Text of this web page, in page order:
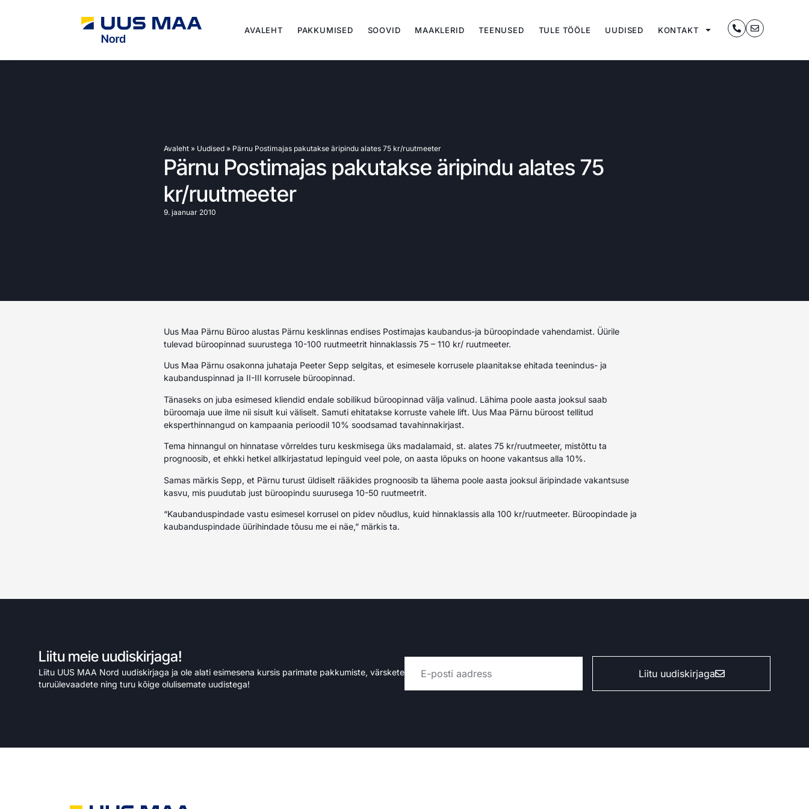
AVALEHT PAKKUMISED SOOVID MAAKLERID TEENUSED TULE TÖÖLE UUDISED KONTAKT
Avaleht » Uudised » Pärnu Postimajas pakutakse äripindu alates 75 kr/ruutmeeter
Pärnu Postimajas pakutakse äripindu alates 75
kr/ruutmeeter
9. jaanuar 2010
Uus Maa Pärnu Büroo alustas Pärnu kesklinnas endises Postimajas kaubandus-ja büroopindade vahendamist. Üürile
tulevad büroopinnad suurustega 10-100 ruutmeetrit hinnaklassis 75 – 110 kr/ ruutmeeter.
Uus Maa Pärnu osakonna juhataja Peeter Sepp selgitas, et esimesele korrusele plaanitakse ehitada teenindus- ja
kaubanduspinnad ja II-III korrusele büroopinnad.
Tänaseks on juba esimesed kliendid endale sobilikud büroopinnad välja valinud. Lähima poole aasta jooksul saab
büroomaja uue ilme nii sisult kui väliselt. Samuti ehitatakse korruste vahele lift. Uus Maa Pärnu büroost tellitud
eksperthinnangud on kampaania perioodil 10% soodsamad tavahinnakirjast.
Tema hinnangul on hinnatase võrreldes turu keskmisega üks madalamaid, st. alates 75 kr/ruutmeeter, mistõttu ta
prognoosib, et ehkki hetkel allkirjastatud lepinguid veel pole, on aasta lõpuks on hoone vakantsus alla 10%.
Samas märkis Sepp, et Pärnu turust üldiselt rääkides prognoosib ta lähema poole aasta jooksul äripindade vakantsuse
kasvu, mis puudutab just büroopindu suurusega 10-50 ruutmeetrit.
“Kaubanduspindade vastu esimesel korrusel on pidev nõudlus, kuid hinnaklassis alla 100 kr/ruutmeeter. Büroopindade ja
kaubanduspindade üürihindade tõusu me ei näe,” märkis ta.
Liitu meie uudiskirjaga!
Liitu UUS MAA Nord uudiskirjaga ja ole alati esimesena kursis parimate pakkumiste, värskete
turuülevaadete ning turu kõige olulisemate uudistega!
Liitu uudiskirjaga